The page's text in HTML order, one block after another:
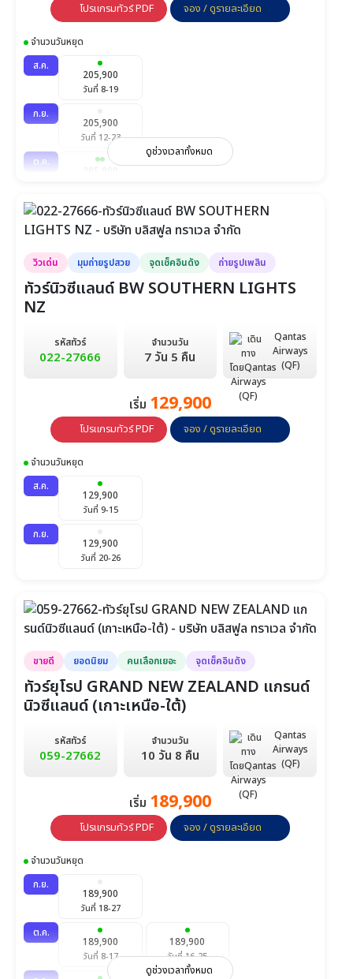
โปรแกรมทัวร์ PDF จอง / ดูรายละเอียด
จำนวนวันหยุด
ส.ค.
205,900
วันที่ 8-19
ก.ย.
205,900
วันที่ 12-23
ต.ค.
พ.ย.
205,900
วันที่ 17-28
ดูช่วงเวลาทั้งหมด
วิวเด่น มุมถ่ายรูปสวย จุดเช็คอินดัง ถ่ายรูปเพลิน
ทัวร์นิวซีแลนด์ BW SOUTHERN LIGHTS
NZ
รหัสทัวร์
022-27666
จำนวนวัน
7 วัน 5 คืน
Qantas
Airways
(QF)
เริ่ม 129,900
โปรแกรมทัวร์ PDF จอง / ดูรายละเอียด
จำนวนวันหยุด
ส.ค.
129,900
วันที่ 9-15
ก.ย.
129,900
วันที่ 20-26
ขายดี ยอดนิยม คนเลือกเยอะ จุดเช็คอินดัง
ทัวร์ยุโรป GRAND NEW ZEALAND แกรนด์
นิวซีแลนด์ (เกาะเหนือ-ใต้)
รหัสทัวร์
059-27662
จำนวนวัน
10 วัน 8 คืน
Qantas
Airways
(QF)
เริ่ม 189,900
โปรแกรมทัวร์ PDF จอง / ดูรายละเอียด
จำนวนวันหยุด
ก.ย.
189,900
วันที่ 18-27
ต.ค.
189,900
วันที่ 8-17
189,900
วันที่ 16-25
ดูช่วงเวลาทั้งหมด